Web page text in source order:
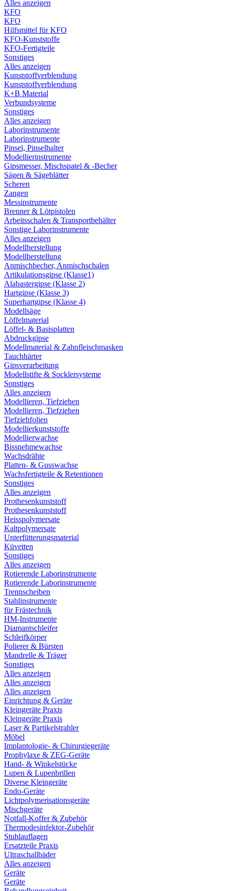
Alles anzeigen
KFO
KFO
Hilfsmittel für KFO
KFO-Kunststoffe
KFO-Fertigteile
Sonstiges
Alles anzeigen
Kunststoffverblendung
Kunststoffverblendung
K+B Material
Verbundsysteme
Sonstiges
Alles anzeigen
Laborinstrumente
Laborinstrumente
Pinsel, Pinselhalter
Modellierinstrumente
Gipsmesser, Mischspatel & -Becher
Sägen & Sägeblätter
Scheren
Zangen
Messinstrumente
Brenner & Lötpistolen
Arbeitsschalen & Transportbehälter
Sonstige Laborinstrumente
Alles anzeigen
Modellherstellung
Modellherstellung
Anmischbecher, Anmischschalen
Artikulationsgipse (Klasse1)
Alabastergipse (Klasse 2)
Hartgipse (Klasse 3)
Superhartgipse (Klasse 4)
Modellsäge
Löffelmaterial
Löffel- & Basisplatten
Abdruckgipse
Modellmaterial & Zahnfleischmasken
Tauchhärter
Gipsverarbeitung
Modellstifte & Socklersysteme
Sonstiges
Alles anzeigen
Modellieren, Tiefziehen
Modellieren, Tiefziehen
Tiefziehfolien
Modellierkunststoffe
Modellierwachse
Bissnehmewachse
Wachsdrähte
Platten- & Gusswachse
Wachsfertigteile & Retentionen
Sonstiges
Alles anzeigen
Prothesenkunststoff
Prothesenkunststoff
Heisspolymersate
Kaltpolymersate
Unterfütterungsmaterial
Küvetten
Sonstiges
Alles anzeigen
Rotierende Laborinstrumente
Rotierende Laborinstrumente
Trennscheiben
Stahlinstrumente
für Frästechnik
HM-Instrumente
Diamantschleifer
Schleifkörper
Polierer & Bürsten
Mandrelle & Träger
Sonstiges
Alles anzeigen
Alles anzeigen
Alles anzeigen
Einrichtung & Geräte
Kleingeräte Praxis
Kleingeräte Praxis
Laser & Partikelstrahler
Möbel
Implantologie- & Chirurgiegeräte
Prophylaxe & ZEG-Geräte
Hand- & Winkelstücke
Lupen & Lupenbrillen
Diverse Kleingeräte
Endo-Geräte
Lichtpolymerisationsgeräte
Mischgeräte
Notfall-Koffer & Zubehör
Thermodesinfektor-Zubehör
Stuhlauflagen
Ersatzteile Praxis
Ultraschallbäder
Alles anzeigen
Geräte
Geräte